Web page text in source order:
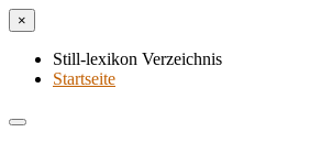
×
Still-lexikon Verzeichnis
Startseite